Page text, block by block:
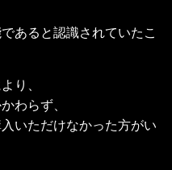
あると認識されていたこ
り、
わらず、
いただけなかった方がい